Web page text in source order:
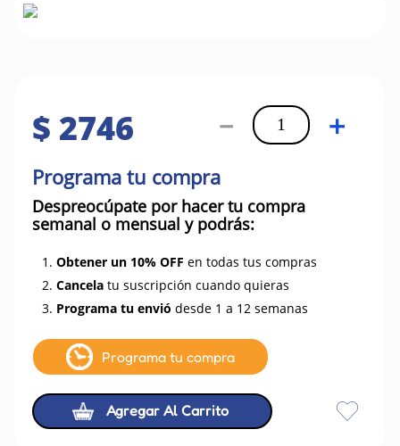
$ 2746 ＋
－
Programa tu compra
Despreocúpate por hacer tu compra
semanal o mensual y podrás:
1. Obtener un 10% OFF en todas tus compras
2. Cancela tu suscripción cuando quieras
3. Programa tu envió desde 1 a 12 semanas
Programa tu compra
Agregar Al Carrito